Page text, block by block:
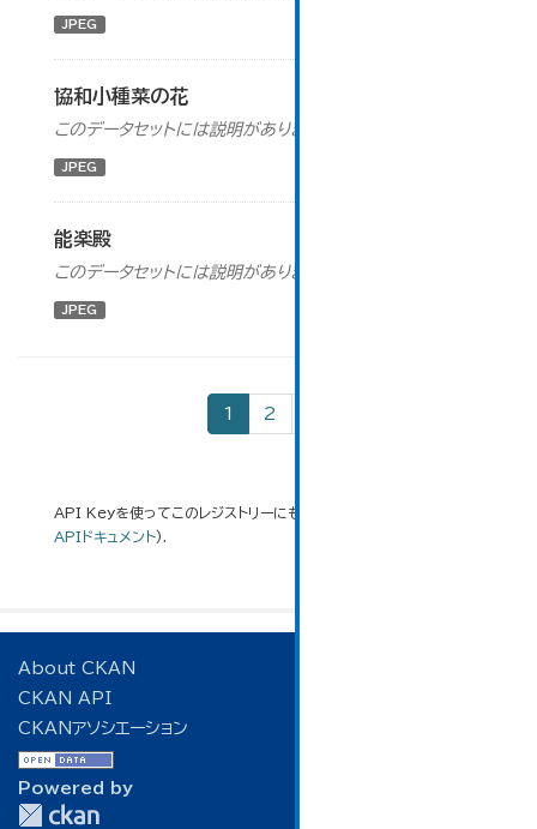
JPEG
協和小種菜の花
このデータセットには説明がありません
JPEG
能楽殿
このデータセットには説明がありません
JPEG
1 2
API Keyを使ってこのレジストリーにもアクセス可能です
APIドキュメント).
About CKAN
CKAN API
CKANアソシエーション
Powered by